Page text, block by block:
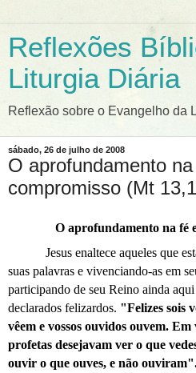
Reflexões
Liturgia Diária
Reflexão sobre o Evangelho da
sábado, 26 de julho de 2008
O aprofundamento
compromisso (Mt
O aprofundamento na fé
Jesus enaltece aqueles que
suas palavras e vivenciando-as em
participando de seu Reino ainda
declarados felizardos. "Felizes sois
vêem e vossos ouvidos ouvem.
profetas desejavam ver o que
ouvir o que ouves, e não